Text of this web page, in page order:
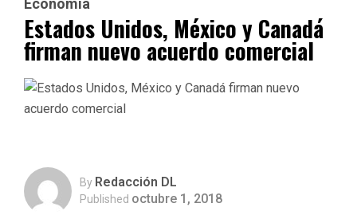
Estados Unidos, México y Canadá
firman nuevo acuerdo comercial
By Redacción DL
Published octubre 1, 2018